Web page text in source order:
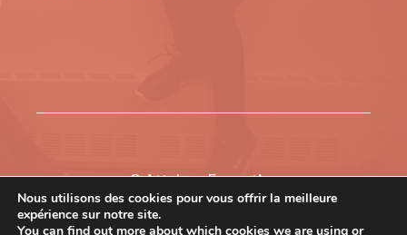
© Attelage Formation
Mentions légales
Nous utilisons des cookies pour vous offrir la meilleure
expérience sur notre site.
You can find out more about which cookies we are using or